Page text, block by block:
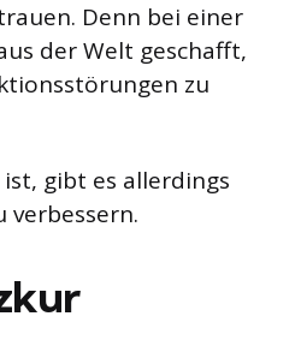
Denn bei einer
der Welt geschafft,
zu
gibt es allerdings